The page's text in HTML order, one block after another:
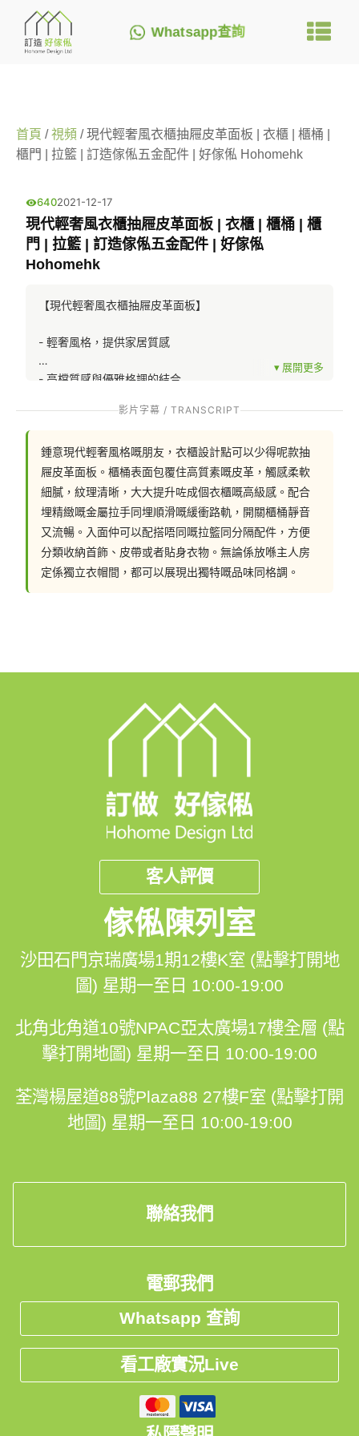
Whatsapp查詢
首頁 /視頻 / 現代輕奢風衣櫃抽屜皮革面板 | 衣櫃 | 櫃桶 |
櫃門 | 拉籃 | 訂造傢俬五金配件 | 好傢俬 Hohomehk
6402021-12-17
現代輕奢風衣櫃抽屜皮革面板 | 衣櫃 | 櫃桶 | 櫃
門 | 拉籃 | 訂造傢俬五金配件 | 好傢俬
Hohomehk
【現代輕奢風衣櫃抽屜皮革面板】
- 輕奢風格，提供家居質感
- 高檔質感與優雅格調的結合
- 25mm六面車綫包裹
- 12種皮革色號選擇，配合不同風格喜好
- 優良材質，不易耗損
板，靈活裝飾衣櫃，展現現代簡約的輕奢風格。面板厚度
如果你也想在訂造傢俬中使用這件五金，歡迎和我們設計
五金配件傳送門: https://hohomehk.com/shop/?
_product_category=%25e8%25a8%2582%25e9%258
0%25a0%25e5%2582%25a2%25e4%25bf%25ac%25
e4%25ba%2594%25e9%2587%2591
📲 whatsapp : 94253548
FB Inbox 索取免費設計圖:: https://m.me/hohomehk/
🏢傢俬陳列室: 沙田石門京瑞廣場1期12K室
手電梯，到辦公室電梯大堂，到12樓右轉
----------------------------------------------------------
--------------------------------------------------
影片字幕 / TRANSCRIPT
鍾意現代輕奢風格嘅朋友，衣櫃設計點可以少得呢款抽
屜皮革面板。櫃桶表面包覆住高質素嘅皮革，觸感柔軟
細膩，紋理清晰，大大提升咗成個衣櫃嘅高級感。配合
埋精緻嘅金屬拉手同埋順滑嘅緩衝路軌，開關櫃桶靜音
又流暢。入面仲可以配搭唔同嘅拉籃同分隔配件，方便
分類收納首飾、皮帶或者貼身衣物。無論係放喺主人房
定係獨立衣帽間，都可以展現出獨特嘅品味同格調。
客人評價
傢俬陳列室
沙田石門京瑞廣場1期12樓K室 (點擊打開地
圖) 星期一至日 10:00-19:00
北角北角道10號NPAC亞太廣場17樓全層 (點
擊打開地圖) 星期一至日 10:00-19:00
荃灣楊屋道88號Plaza88 27樓F室 (點擊打開
地圖) 星期一至日 10:00-19:00
聯絡我們
電郵我們
Whatsapp 查詢
看工廠實況Live